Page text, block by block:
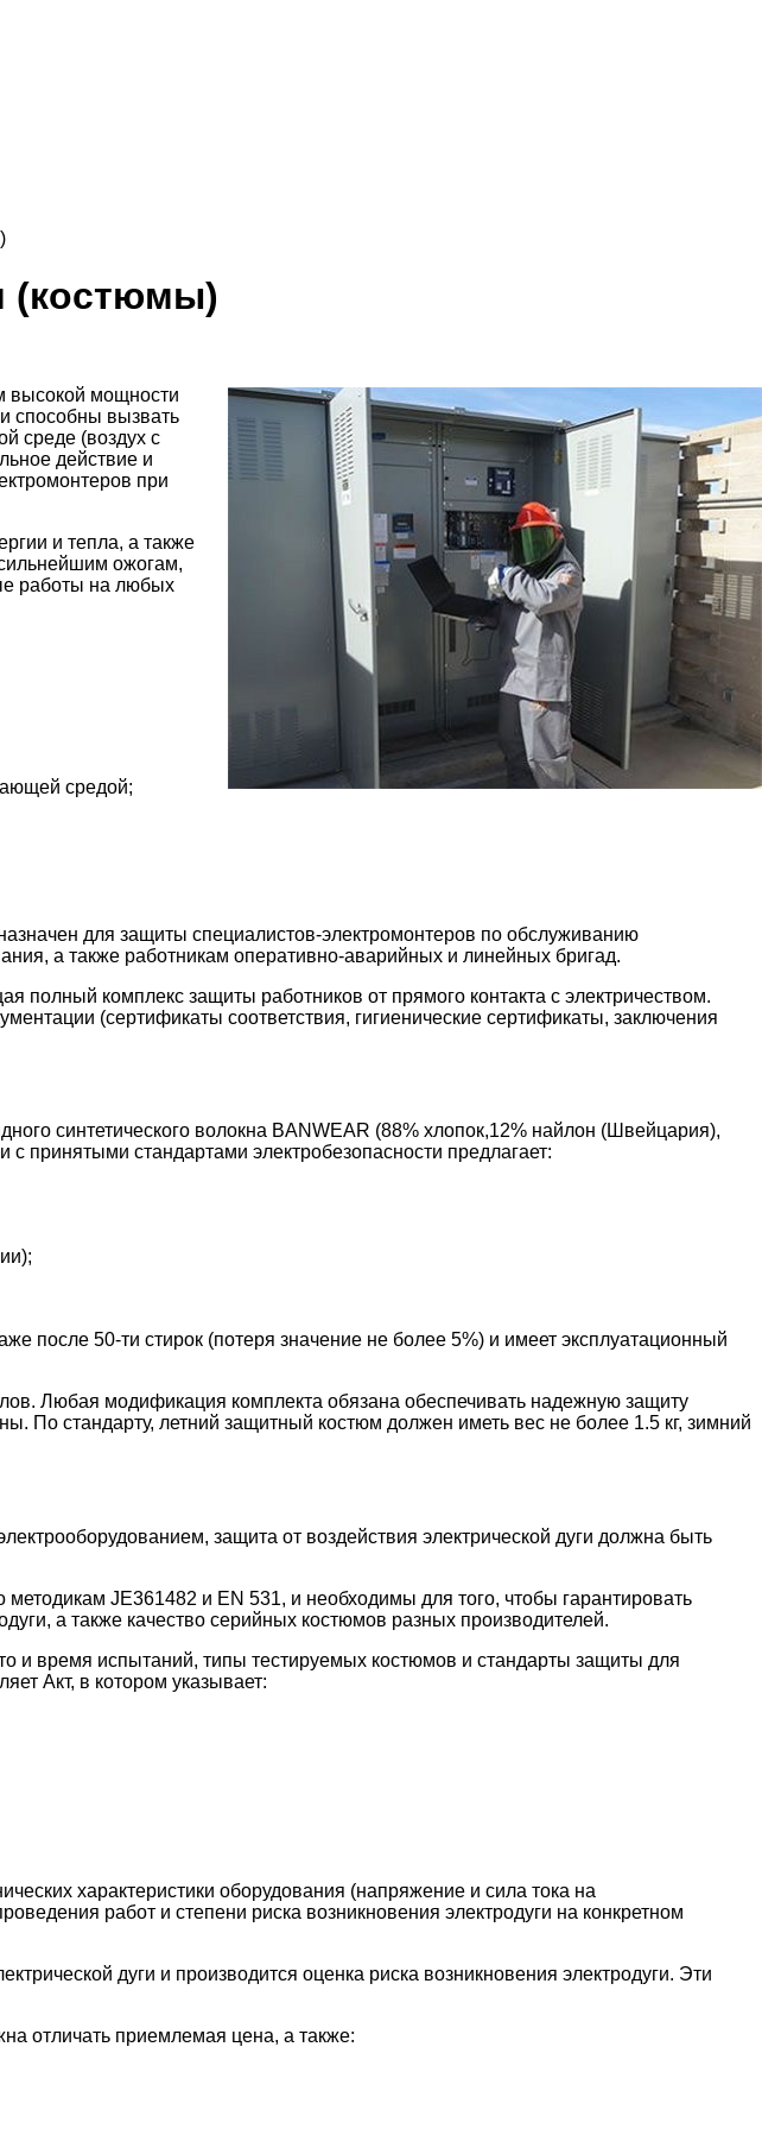
(костюмы)
высокой мощности
способны вызвать
среде (воздух с
действие и
при
и тепла, а также
ожогам,
работы на любых
средой;
для защиты специалистов-электромонтеров по обслуживанию
а также работникам оперативно-аварийных и линейных бригад.
полный комплекс защиты работников от прямого контакта с электричеством.
(сертификаты соответствия, гигиенические сертификаты, заключения
синтетического волокна BANWEAR (88% хлопок,12% найлон (Швейцария),
с принятыми стандартами электробезопасности предлагает:
после 50-ти стирок (потеря значение не более 5%) и имеет эксплуатационный
Любая модификация комплекта обязана обеспечивать надежную защиту
По стандарту, летний защитный костюм должен иметь вес не более 1.5 кг, зимний
защита от воздействия электрической дуги должна быть
JE361482 и EN 531, и необходимы для того, чтобы гарантировать
а также качество серийных костюмов разных производителей.
и время испытаний, типы тестируемых костюмов и стандарты защиты для
Акт, в котором указывает:
характеристики оборудования (напряжение и сила тока на
работ и степени риска возникновения электродуги на конкретном
дуги и производится оценка риска возникновения электродуги. Эти
отличать приемлемая цена, а также: